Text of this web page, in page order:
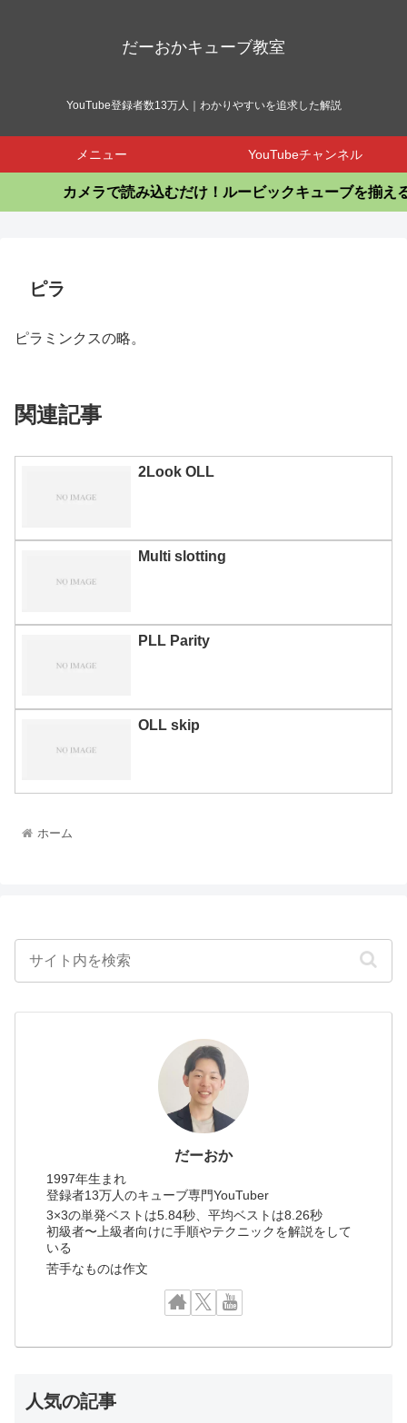
だーおかキューブ教室
YouTube登録者数13万人｜わかりやすいを追求した解説
メニュー YouTubeチャンネル
カメラで読み込むだけ！ルービックキューブを揃える
ピラ
ピラミンクスの略。
関連記事
2Look OLL
Multi slotting
PLL Parity
OLL skip
ホーム
だーおか
1997年生まれ
登録者13万人のキューブ専門YouTuber
3×3の単発ベストは5.84秒、平均ベストは8.26秒
初級者〜上級者向けに手順やテクニックを解説をして
いる
苦手なものは作文
人気の記事